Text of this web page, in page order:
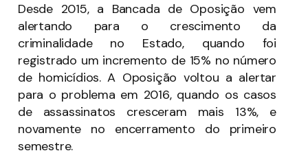
Desde 2015, a Bancada de Oposição vem
alertando para o crescimento da
criminalidade no Estado, quando foi
registrado um incremento de 15% no número
de homicídios. A Oposição voltou a alertar
para o problema em 2016, quando os casos
de assassinatos cresceram mais 13%, e
novamente no encerramento do primeiro
semestre.